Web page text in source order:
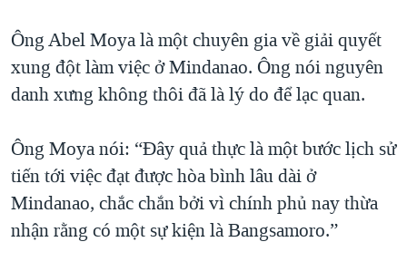
Ông Abel Moya là một chuyên gia về giải quyết
xung đột làm việc ở Mindanao. Ông nói nguyên
danh xưng không thôi đã là lý do để lạc quan.
Ông Moya nói: “Ðây quả thực là một bước lịch sử
tiến tới việc đạt được hòa bình lâu dài ở
Mindanao, chắc chắn bởi vì chính phủ nay thừa
nhận rằng có một sự kiện là Bangsamoro.”